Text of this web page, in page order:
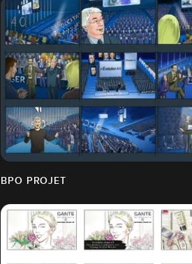
BPO PROJET